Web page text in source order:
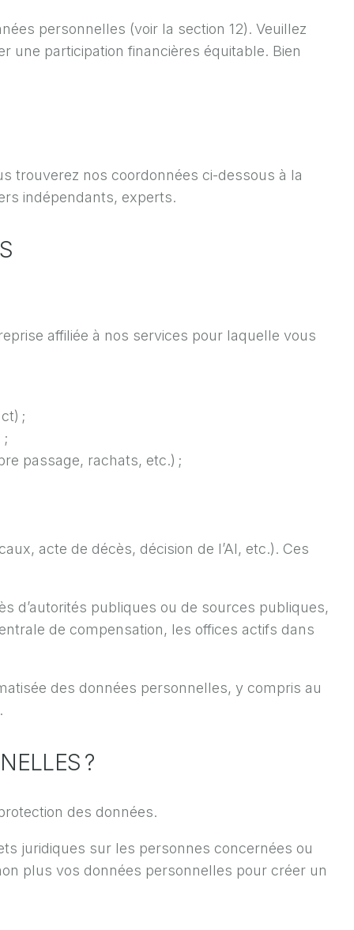
personnelles (voir la section 12). Veuillez
une participation financières équitable. Bien
trouverez nos coordonnées ci-dessous à la
indépendants, experts.
affiliée à nos services pour laquelle vous
;
;
passage, rachats, etc.) ;
acte de décès, décision de l’AI, etc.). Ces
d’autorités publiques ou de sources publiques,
de compensation, les offices actifs dans
des données personnelles, y compris au
?
des données.
juridiques sur les personnes concernées ou
plus vos données personnelles pour créer un